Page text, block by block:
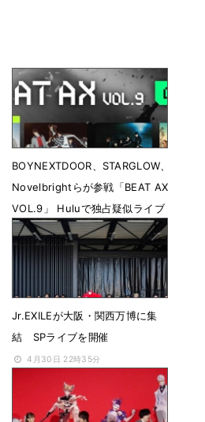
BOYNEXTDOOR、STARGLOW、
Novelbrightらが参戦「BEAT AX
VOL.9」 Huluで独占疑似ライブ
配信決定
2月16日 18時31分
Jr.EXILEが大阪・関西万博に集
結 SPライブを開催
4月30日 22時35分